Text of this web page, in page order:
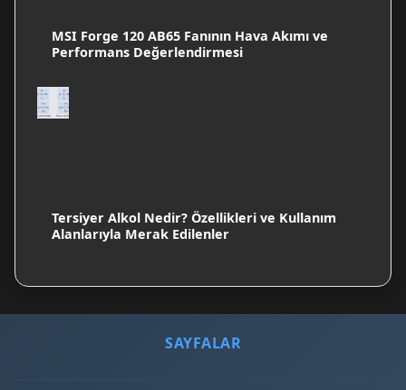
MSI Forge 120 AB65 Fanının Hava Akımı ve
Performans Değerlendirmesi
Tersiyer Alkol Nedir? Özellikleri ve Kullanım
Alanlarıyla Merak Edilenler
SAYFALAR